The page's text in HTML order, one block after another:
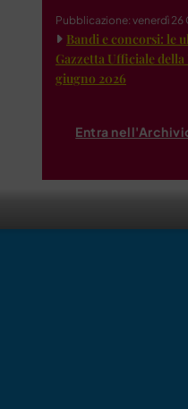
Pubblicazione: venerdì
Bandi e concorsi: le
Gazzetta Ufficiale
giugno 2026
Entra